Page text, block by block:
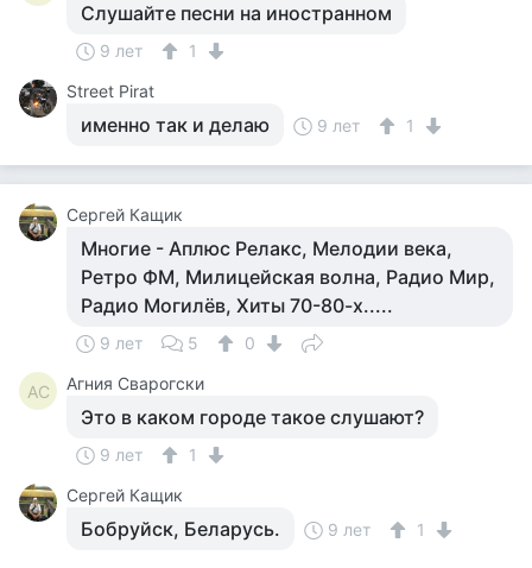
Слушайте песни на иностранном
9 лет
1
Street Pirat
именно так и делаю 9 лет 1
Сергей Кащик
Многие - Аплюс Релакс, Мелодии века,
Ретро ФМ, Милицейская волна, Радио Мир,
Радио Могилёв, Хиты 70-80-х.....
9 лет 5 0
АС Агния Сварогски
Это в каком городе такое слушают?
9 лет
1
Сергей Кащик
Бобруйск, Беларусь. 9 лет 1